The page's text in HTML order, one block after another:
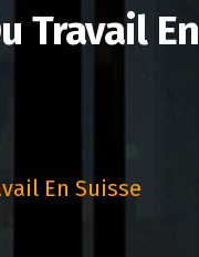
Travail En
En Suisse